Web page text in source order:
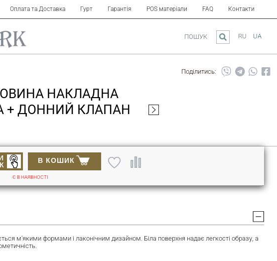
Оплата та Доставка Гурт Гарантія POS матеріали FAQ Контакти
RU UA
ПОШУК
Поділитись:
НАКЛАДНА
+ ДОННИЙ КЛАПАН
В КОШИК
Є В НАЯВНОСТІ
м'якими формами і лаконічним дизайном. Біла поверхня надає легкості образу, а